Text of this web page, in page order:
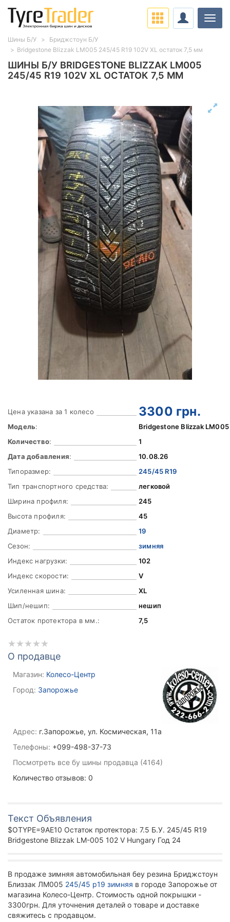
ШИНЫ Б/У BRIDGESTONE BLIZZAK LM005
245/45 R19 102V XL ОСТАТОК 7,5 ММ
Цена указана за 1 колесо 3300 грн.
Модель:
Bridgestone Blizzak LM005
Количество:
1
Дата добавления:
10.08.26
Типоразмер:
245/45 R19
Тип транспортного средства:
легковой
Ширина профиля:
245
Высота профиля:
45
Диаметр:
19
Сезон:
зимняя
Индекс нагрузки:
102
Индекс скорости:
V
Усиленная шина:
XL
Шип/нешип:
нешип
Остаток протектора в мм.:
7,5
О продавце
Магазин: Колесо-Центр
Город: Запорожье
Адрес: г.Запорожье, ул. Космическая, 11а
Телефоны: +099-498-37-73
Посмотреть все бу шины продавца (4164)
Количество отзывов: 0
Текст Объявления
$OTYPE=9AE10 Остаток протектора: 7.5 Б.У. 245/45 R19
Bridgestone Blizzak LM-005 102 V Hungary Год 24
В продаже зимняя автомобильная беу резина Бриджстоун
Близзак ЛМ005 245/45 р19 зимняя в городе Запорожье от
магазина Колесо-Центр. Стоимость одной покрышки -
3300грн. Для уточнения деталей о товаре и доставке
свяжитесь с продавцом.
Шины Б/У
Бриджстоун Б/У
Bridgestone Blizzak LM005 245/45 R19 102V XL остаток 7,5 мм